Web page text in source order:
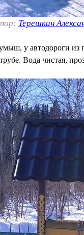
Терешкин
у автодороги из
Вода чистая,